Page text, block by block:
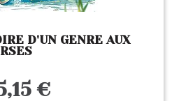
D'UN GENRE AUX
€